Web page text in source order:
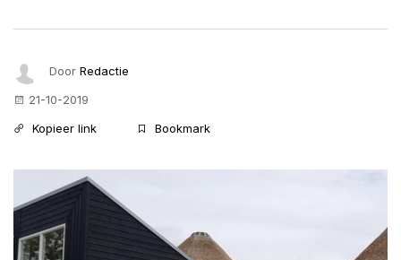
Door Redactie
21-10-2019
Kopieer link
Bookmark